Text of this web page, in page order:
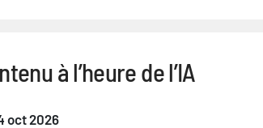
à l’heure de l’IA
oct 2026